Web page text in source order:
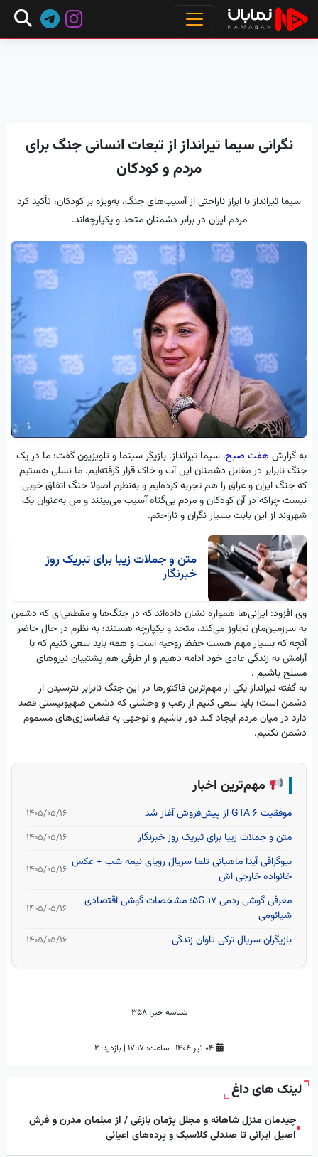
نگرانی سیما تیرانداز از تبعات انسانی جنگ برای
مردم و کودکان
سیما تیرانداز با ابراز ناراحتی از آسیب‌های جنگ، به‌ویژه بر کودکان، تأکید کرد
مردم ایران در برابر دشمنان متحد و یکپارچه‌اند.
به گزارش هفت صبح، سیما تیرانداز، بازیگر سینما و تلویزیون گفت: ما در یک
جنگ نابرابر در مقابل دشمنان این آب و خاک قرار گرفته‌ایم. ما نسلی هستیم
که جنگ ایران و عراق را هم تجربه کرده‌ایم و به‌نظرم اصولا جنگ اتفاق خوبی
نیست چراکه در آن کودکان و مردم بی‌گناه آسیب می‌بینند و من به‌عنوان یک
شهروند از این بابت بسیار نگران و ناراحتم.
متن و جملات زیبا برای تبریک روز
خبرنگار
وی افزود: ایرانی‌ها همواره نشان داده‌اند که در جنگ‌ها و مقطعی‌ای که دشمن
به سرزمین‌مان تجاوز می‌کند، متحد و یکپارچه هستند؛ به نظرم در حال حاضر
آنچه که بسیار مهم هست حفظ روحیه است و همه باید سعی کنیم که با
آرامش به زندگی عادی خود ادامه دهیم و از طرفی هم پشتیبان نیروهای
مسلح باشیم .
به گفته تیرانداز یکی از مهم‌ترین فاکتورها در این جنگ نابرابر نترسیدن از
دشمن است؛ باید سعی کنیم از رعب و وحشتی که دشمن صهیونیستی قصد
دارد در میان مردم ایجاد کند دور باشیم و توجهی به فضاسازی‌های مسموم
دشمن نکنیم.
مهم‌ترین اخبار
موفقیت GTA 6 از پیش‌فروش آغاز شد ۱۴۰۵/۰۵/۱۶
متن و جملات زیبا برای تبریک روز خبرنگار ۱۴۰۵/۰۵/۱۶
بیوگرافی آیدا ماهیانی تلما سریال رویای نیمه شب + عکس
خانواده خارجی اش
۱۴۰۵/۰۵/۱۶
معرفی گوشی ردمی 17 5G؛ مشخصات گوشی اقتصادی
شیائومی
۱۴۰۵/۰۵/۱۶
بازیگران سریال ترکی تاوان زندگی ۱۴۰۵/۰۵/۱۶
شناسه خبر: 358
| ساعت: ۱۷:۱۷ | بازدید: 2
لینک های داغ
●چیدمان منزل شاهانه و مجلل پژمان بازغی / از مبلمان مدرن و فرش
اصیل ایرانی تا صندلی کلاسیک و پرده‌های اعیانی